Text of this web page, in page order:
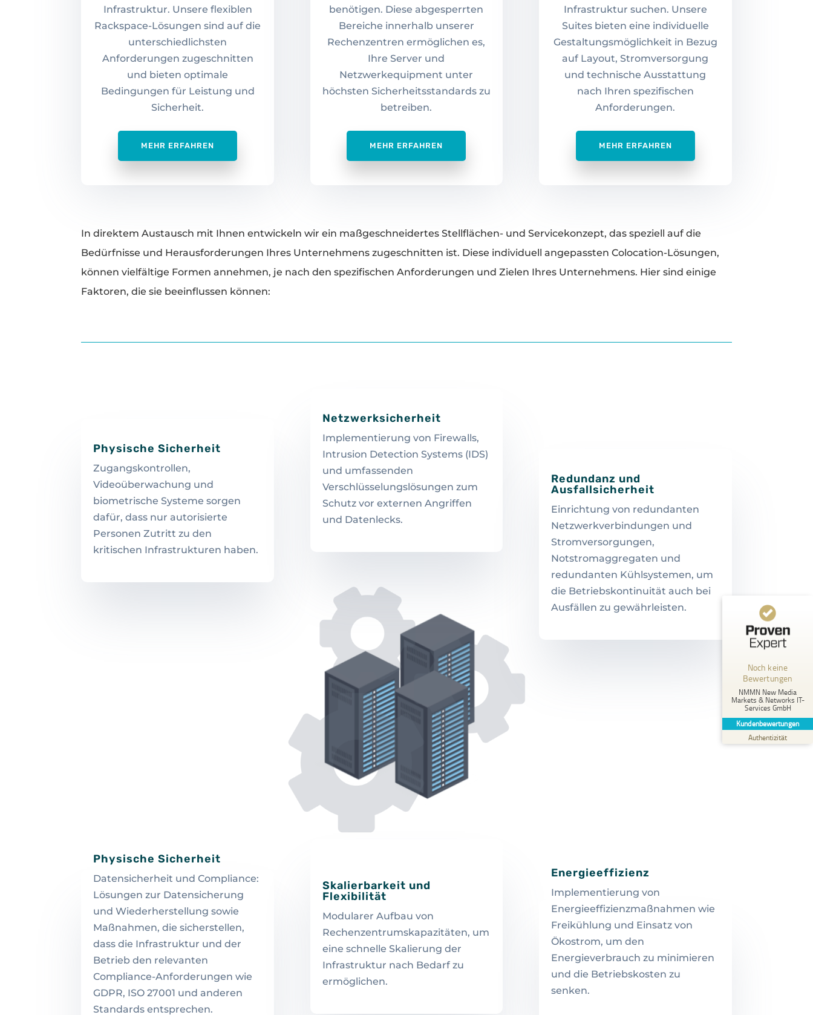
Infrastruktur. Unsere flexiblen
Rackspace-Lösungen sind auf die
unterschiedlichsten
Anforderungen zugeschnitten
und bieten optimale
Bedingungen für Leistung und
Sicherheit.
MEHR ERFAHREN
benötigen. Diese abgesperrten
Bereiche innerhalb unserer
Rechenzentren ermöglichen es,
Ihre Server und
Netzwerkequipment unter
höchsten Sicherheitsstandards zu
betreiben.
MEHR ERFAHREN
Infrastruktur suchen. Unsere
Suites bieten eine individuelle
Gestaltungsmöglichkeit in Bezug
auf Layout, Stromversorgung
und technische Ausstattung
nach Ihren spezifischen
Anforderungen.
MEHR ERFAHREN
In direktem Austausch mit Ihnen entwickeln wir ein maßgeschneidertes Stellflächen- und Servicekonzept, das speziell auf die
Bedürfnisse und Herausforderungen Ihres Unternehmens zugeschnitten ist. Diese individuell angepassten Colocation-Lösungen,
können vielfältige Formen annehmen, je nach den spezifischen Anforderungen und Zielen Ihres Unternehmens. Hier sind einige
Faktoren, die sie beeinflussen können:
Physische Sicherheit
Zugangskontrollen,
Videoüberwachung und
biometrische Systeme sorgen
dafür, dass nur autorisierte
Personen Zutritt zu den
kritischen Infrastrukturen haben.
Netzwerksicherheit
Implementierung von Firewalls,
Intrusion Detection Systems (IDS)
und umfassenden
Verschlüsselungslösungen zum
Schutz vor externen Angriffen
und Datenlecks.
Redundanz und
Ausfallsicherheit
Einrichtung von redundanten
Netzwerkverbindungen und
Stromversorgungen,
Notstromaggregaten und
redundanten Kühlsystemen, um
die Betriebskontinuität auch bei
Ausfällen zu gewährleisten.
Physische Sicherheit
Datensicherheit und Compliance:
Lösungen zur Datensicherung
und Wiederherstellung sowie
Maßnahmen, die sicherstellen,
dass die Infrastruktur und der
Betrieb den relevanten
Compliance-Anforderungen wie
GDPR, ISO 27001 und anderen
Standards entsprechen.
Skalierbarkeit und
Flexibilität
Modularer Aufbau von
Rechenzentrumskapazitäten, um
eine schnelle Skalierung der
Infrastruktur nach Bedarf zu
ermöglichen.
Energieeffizienz
Implementierung von
Energieeffizienzmaßnahmen wie
Freikühlung und Einsatz von
Ökostrom, um den
Energieverbrauch zu minimieren
und die Betriebskosten zu
senken.
Noch keine
Bewertungen
NMMN New Media
Markets & Networks IT-
Services GmbH
Kundenbewertungen
Authentizität
Kundenbewertungen und Erfahrungen zu
NMMN New Media Markets & Networks IT-Services GmbH
Erfahren Sie mehr über dieses Bewertungssiegel
01.01.1970